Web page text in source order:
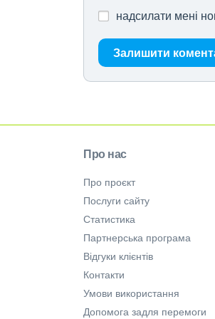
надсилати мені
Залишити
Про нас
Про проєкт
Послуги сайту
Статистика
Партнерська програма
Відгуки клієнтів
Контакти
Умови використання
Допомога задля перемоги